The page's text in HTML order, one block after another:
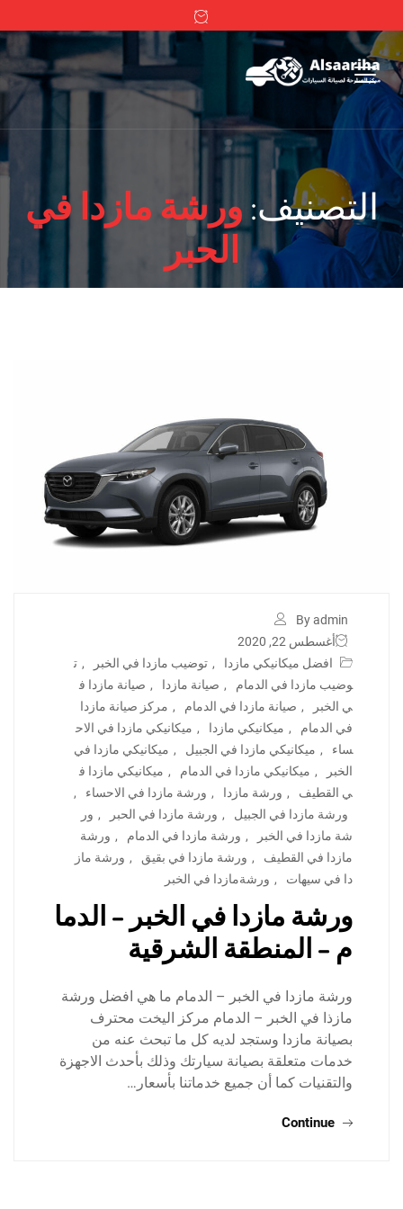
التصنيف: ورشة مازدا في
الحبر
By admin
أغسطس 22, 2020
افضل ميكانيكي مازدا
, توضيب مازدا في الخبر , ت
وضيب مازدا في الدمام
, صيانة مازدا , صيانة مازدا ف
ي الخبر
, صيانة مازدا في الدمام , مركز صيانة مازدا
في الدمام
, ميكانيكي مازدا , ميكانيكي مازدا في الاح
ساء
, ميكانيكي مازدا في الجبيل , ميكانيكي مازدا في
الخبر
, ميكانيكي مازدا في الدمام , ميكانيكي مازدا ف
ي القطيف
, ورشة مازدا , ورشة مازدا في الاحساء
,
ورشة مازدا في الجبيل
, ورشة مازدا في الحبر , ور
شة مازدا في الخبر
, ورشة مازدا في الدمام , ورشة
مازدا في القطيف
, ورشة مازدا في بقيق , ورشة ماز
دا في سيهات
, ورشةمازدا في الخبر
ورشة مازدا في الخبر – الدما
م – المنطقة الشرقية
ورشة مازدا في الخبر – الدمام ما هي افضل ورشة
مازذا في الخبر – الدمام مركز اليخت محترف
بصيانة مازدا وستجد لديه كل ما تبحث عنه من
خدمات متعلقة بصيانة سيارتك وذلك بأحدث الاجهزة
والتقنيات كما أن جميع خدماتنا بأسعار…
Continue